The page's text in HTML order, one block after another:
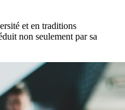
et en traditions
non seulement par sa